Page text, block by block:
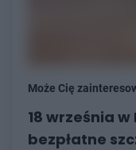
Może Cię
18 września
bezpłatne